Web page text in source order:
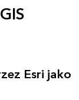
Esri jako